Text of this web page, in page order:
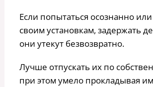
Если попытаться осознанно
своим установкам, задержать
они утекут безвозвратно.
Лучше отпускать их по
при этом умело прокладывая